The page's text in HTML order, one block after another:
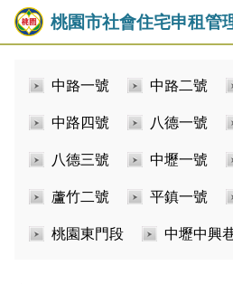
桃園市社會住宅申租管
中路一號 中路二號
中路四號 八德一號
八德三號 中壢一號
蘆竹二號 平鎮一號
桃園東門段 中壢中興